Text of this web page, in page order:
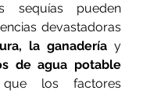
sequías pueden
devastadoras
la ganadería y
de agua potable
los factores